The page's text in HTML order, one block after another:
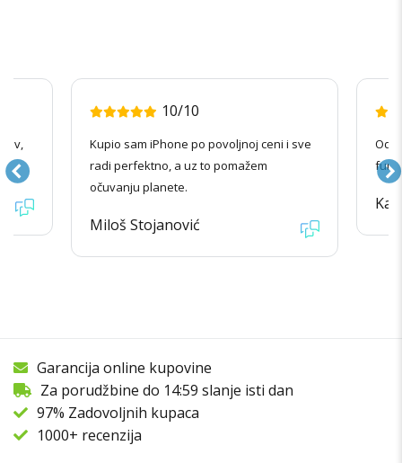
10/10
Kupio sam iPhone po povoljnoj ceni i sve
radi perfektno, a uz to pomažem
očuvanju planete.
Miloš Stojanović
Garancija online kupovine
Za porudžbine do 14:59 slanje isti dan
97% Zadovoljnih kupaca
1000+ recenzija